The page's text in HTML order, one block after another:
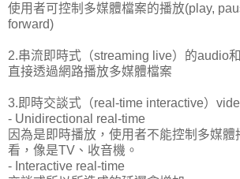
使用者可控制多媒體檔案的播放(play,
forward)
2.串流即時式（streaming live）的audio
直接透過網路播放多媒體檔案
3.即時交談式（real-time interactive）
- Unidirectional real-time
因為是即時播放，使用者不能控制多媒體
看，像是TV、收音機。
- Interactive real-time